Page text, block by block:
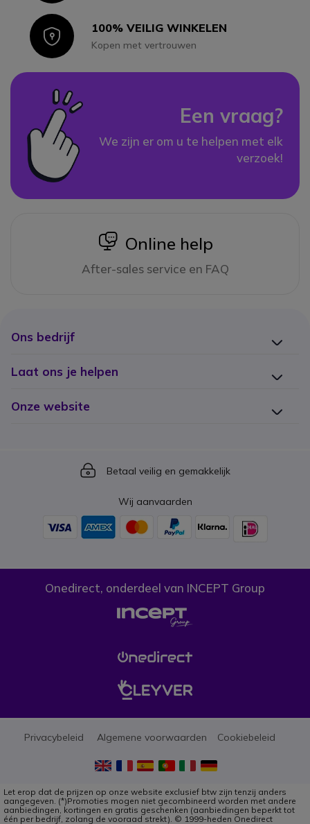
Icon100% VEILIG WINKELEN
Kopen met vertrouwen
Een vraag?
We zijn er om u te helpen met elk
verzoek!
icon
Online help
After-sales service en FAQ
Ons bedrijf
Laat ons je helpen
Onze website
Icon
Betaal veilig en gemakkelijk
Wij aanvaarden
Onedirect, onderdeel van INCEPT Group
Privacybeleid Algemene voorwaarden Cookiebeleid
Let erop dat de prijzen op onze website exclusief btw zijn tenzij anders
aangegeven. (*)Promoties mogen niet gecombineerd worden met andere
aanbiedingen, kortingen en gratis geschenken (aanbiedingen beperkt tot
één per bedrijf, zolang de vooraad strekt). © 1999-heden Onedirect